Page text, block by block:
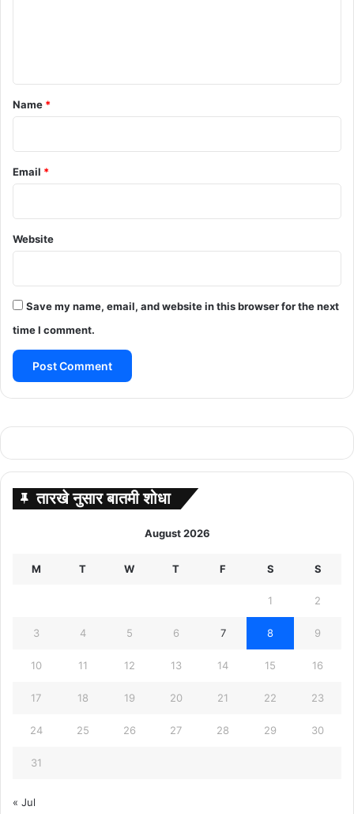
*
Name *
Email *
Website
Save my name, email, and website in this browser for the next
time I comment.
तारखे नुसार बातमी शोधा
August 2026
M T W T F S S
1 2
3 4 5 6 7 8 9
10 11 12 13 14 15 16
17 18 19 20 21 22 23
24 25 26 27 28 29 30
31
« Jul